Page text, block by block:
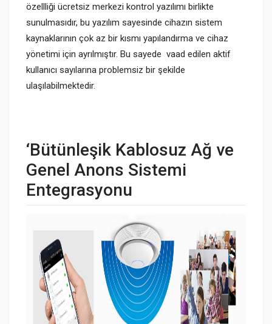
özellliği ücretsiz merkezi kontrol yazılımı birlikte
sunulmasıdır, bu yazılım sayesinde cihazın sistem
kaynaklarının çok az bir kısmı yapılandırma ve cihaz
yönetimi için ayrılmıştır. Bu sayede vaad edilen aktif
kullanıcı sayılarına problemsiz bir şekilde
ulaşılabilmektedir.
‘Bütünleşik Kablosuz Ağ ve
Genel Anons Sistemi
Entegrasyonu